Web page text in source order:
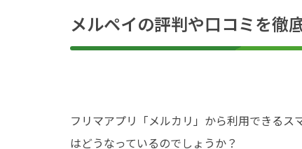
メルペイの評判や口コミを徹
フリマアプリ「メルカリ」から利用できる
はどうなっているのでしょうか？